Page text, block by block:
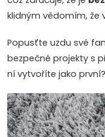
klidným vědomím, že
Popusťte uzdu své
bezpečné projekty s
ní vytvoříte jako první?